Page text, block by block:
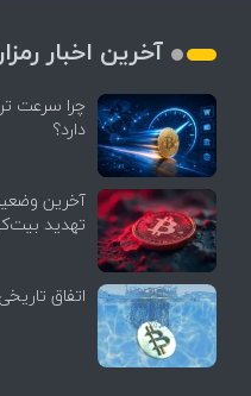
آخرین اخبار
چرا سرعت
دارد؟
آخرین
تهدید
اتفاق